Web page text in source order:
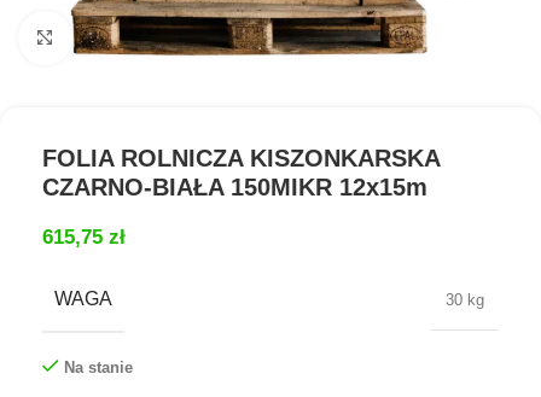
Kliknij aby powiększyć
FOLIA ROLNICZA KISZONKARSKA
CZARNO-BIAŁA 150MIKR 12x15m
615,75 zł
WAGA 30 kg
Na stanie